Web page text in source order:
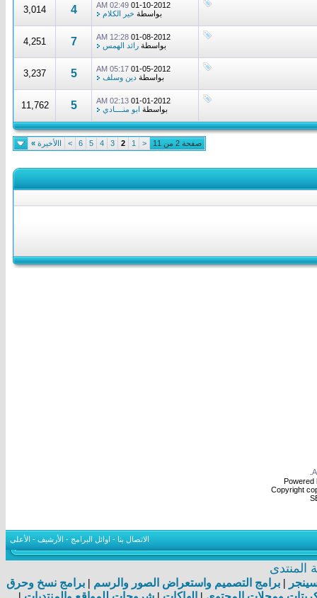
01-10-2012
02:49 AM
بواسطة خير الكلام 4
3,014
01-08-2012
12:28 AM
بواسطة رائد الهمس 7
4,251
01-05-2012
05:17 AM
بواسطة دين وسلف 5
3,237
01-01-2012
02:13 AM
بواسطة ابو منــــادي 5
11,762
صفحة 2 من 11 <
1
2
3
4
5
6
> االأخيرة »
Powered
Copyright
الاتصال بنا - اوائل البرامج - الأرشيف - الأعلى
المنتدى
|برامج التصميم واستعراض الصور والرسم |برامج نسخ وحرق